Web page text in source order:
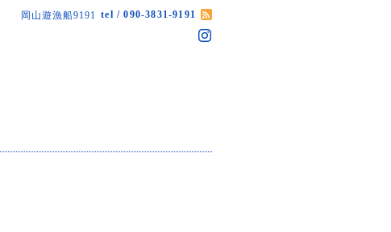
岡山遊漁船9191 tel / 090-3831-9191